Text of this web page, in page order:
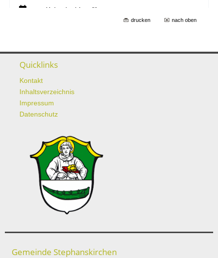
drucken nach oben
Quicklinks
Kontakt
Inhaltsverzeichnis
Impressum
Datenschutz
Gemeinde Stephanskirchen